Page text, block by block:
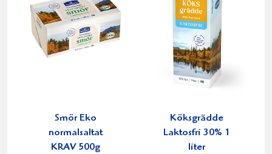
Smör Eko
normalsaltat
KRAV 500g
Köksgrädde
Laktosfri 30% 1
liter